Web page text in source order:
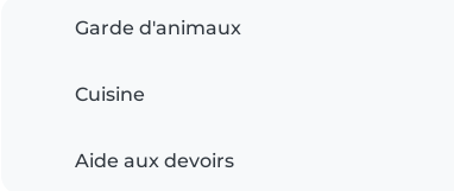
Garde d'animaux
Cuisine
Aide aux devoirs